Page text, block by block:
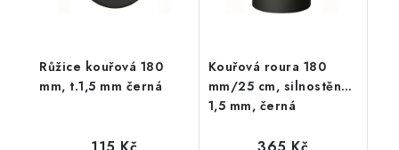
Růžice kouřová 180
mm, t.1,5 mm černá
Kouřová roura 180
mm/25 cm, silnostěnná
1,5 mm, černá